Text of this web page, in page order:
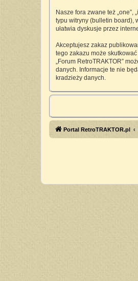
Nasze fora zwane też „one”,
typu witryny (bulletin board),
ułatwia dyskusje przez
Akceptujesz zakaz
tego zakazu może
„Forum RetroTRAKTOR”
danych. Informacje te nie
kradzieży danych.
Portal RetroTRAKTOR.pl